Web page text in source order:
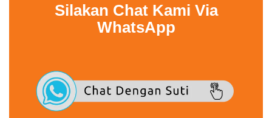
Silakan Chat Kami Via
WhatsApp